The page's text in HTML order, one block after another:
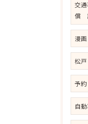
交
償
漫画
松戸
予約
自